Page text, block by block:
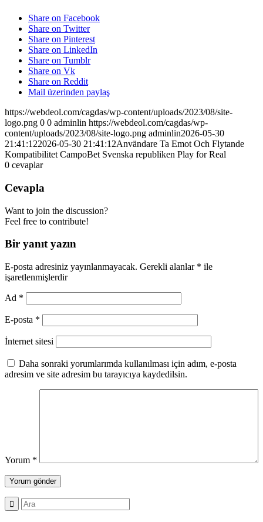
Share on Facebook
Share on Twitter
Share on Pinterest
Share on LinkedIn
Share on Tumblr
Share on Vk
Share on Reddit
Mail üzerinden paylaş
https://webdeol.com/cagdas/wp-content/uploads/2023/08/site-
logo.png 0 0 adminlin https://webdeol.com/cagdas/wp-
content/uploads/2023/08/site-logo.png adminlin2026-05-30
21:41:122026-05-30 21:41:12Användare Ta Emot Och Flytande
Kompatibilitet CampoBet Svenska republiken Play for Real
0 cevaplar
Cevapla
Want to join the discussion?
Feel free to contribute!
Bir yanıt yazın
E-posta adresiniz yayınlanmayacak. Gerekli alanlar * ile
işaretlenmişlerdir
Ad *
E-posta *
İnternet sitesi
Daha sonraki yorumlarımda kullanılması için adım, e-posta
adresim ve site adresim bu tarayıcıya kaydedilsin.
Yorum *